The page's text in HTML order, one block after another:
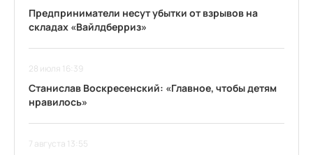
Предприниматели несут убытки от взрывов на
складах «Вайлдберриз»
28 июля 16:39
Станислав Воскресенский: «Главное, чтобы детям
нравилось»
7 августа 13:55